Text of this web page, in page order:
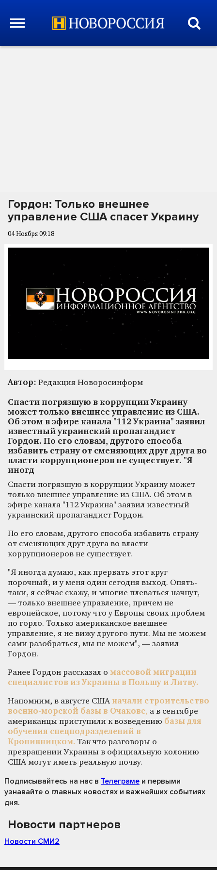
Гордон: Только внешнее
управление США спасет Украину
04 Ноября 09:18
Автор: Редакция Новоросинформ
Спасти погрязшую в коррупции Украину
может только внешнее управление из США.
Об этом в эфире канала "112 Украина" заявил
известный украинский пропагандист
Гордон. По его словам, другого способа
избавить страну от сменяющих друг друга во
власти коррупционеров не существует. "Я
иногд
Спасти погрязшую в коррупции Украину может
только внешнее управление из США. Об этом в
эфире канала "112 Украина" заявил известный
украинский пропагандист Гордон.
По его словам, другого способа избавить страну
от сменяющих друг друга во власти
коррупционеров не существует.
"Я иногда думаю, как прервать этот круг
порочный, и у меня один сегодня выход. Опять-
таки, я сейчас скажу, и многие плеваться начнут,
— только внешнее управление, причем не
европейское, потому что у Европы своих проблем
по горло. Только американское внешнее
управление, я не вижу другого пути. Мы не можем
сами разобраться, мы не можем", — заявил
Гордон.
Ранее Гордон рассказал о массовой миграции
специалистов из Украины в Польшу и Литву.
Напомним, в августе США начали строительство
военно-морской базы в Очакове, а в сентябре
американцы приступили к возведению базы для
обучения спецподразделений в
Кропивницком. Так что разговоры о
превращении Украины в официальную колонию
США могут иметь реальную почву.
Подписывайтесь на нас в Телеграме и первыми
узнавайте о главных новостях и важнейших событиях
дня.
Новости партнеров
Новости СМИ2